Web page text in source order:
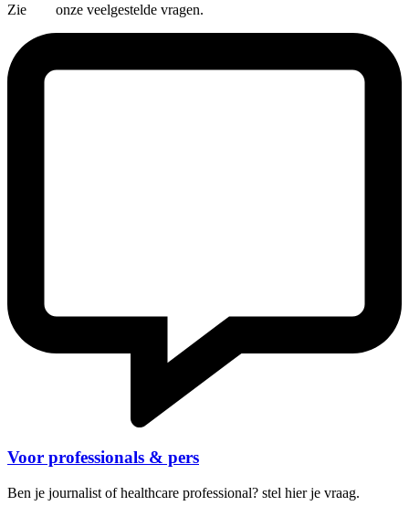
Zie onze veelgestelde vragen.
Voor professionals & pers
Ben je journalist of healthcare professional? stel hier je vraag.